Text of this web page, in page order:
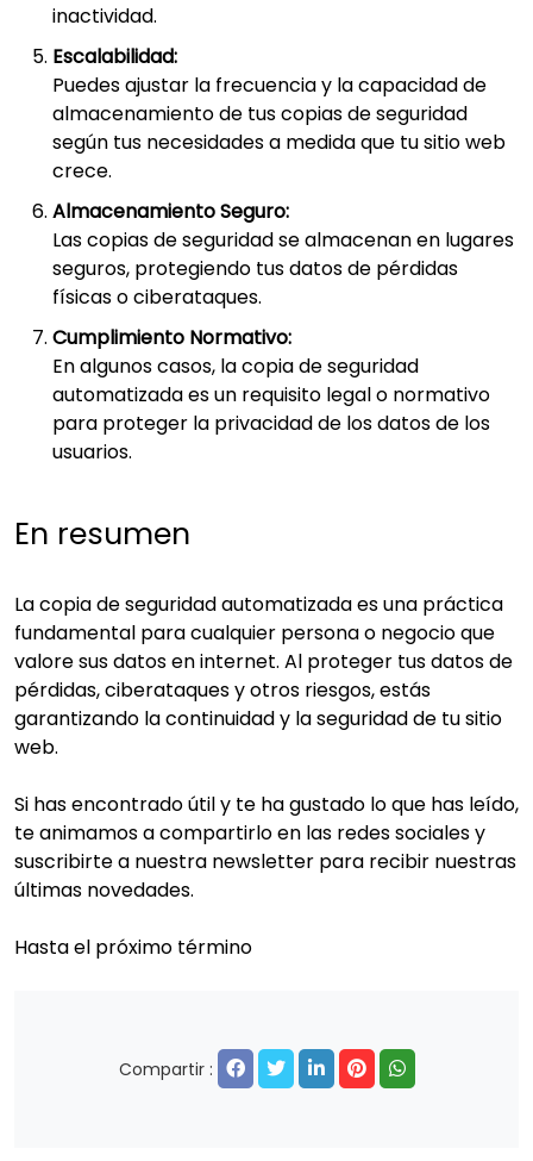
inactividad.
Escalabilidad:
Puedes ajustar la frecuencia y la capacidad de
almacenamiento de tus copias de seguridad
según tus necesidades a medida que tu sitio web
crece.
Almacenamiento Seguro:
Las copias de seguridad se almacenan en lugares
seguros, protegiendo tus datos de pérdidas
físicas o ciberataques.
Cumplimiento Normativo:
En algunos casos, la copia de seguridad
automatizada es un requisito legal o normativo
para proteger la privacidad de los datos de los
usuarios.
En resumen
La copia de seguridad automatizada es una práctica
fundamental para cualquier persona o negocio que
valore sus datos en internet. Al proteger tus datos de
pérdidas, ciberataques y otros riesgos, estás
garantizando la continuidad y la seguridad de tu sitio
web.
Si has encontrado útil y te ha gustado lo que has leído,
te animamos a compartirlo en las redes sociales y
suscribirte a nuestra newsletter para recibir nuestras
últimas novedades.
Hasta el próximo término
Compartir :